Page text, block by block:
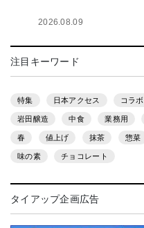
2026.08.09
注目キーワード
特集 日本アクセス コラボ
岩田醸造 中食 業務用
春 値上げ 抹茶 惣菜
味の素 チョコレート
タイアップ企画広告